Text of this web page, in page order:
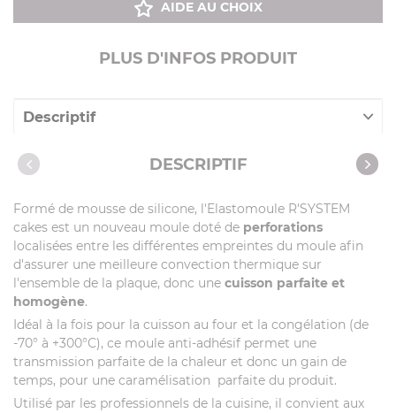
AIDE AU CHOIX
PLUS D'INFOS PRODUIT
Descriptif
Caractéristiques
DESCRIPTIF
Formé de mousse de silicone, l'Elastomoule R'SYSTEM
cakes est un nouveau moule doté de perforations
localisées entre les différentes empreintes du moule afin
d'assurer une meilleure convection thermique sur
l'ensemble de la plaque, donc une cuisson parfaite et
homogène.
Idéal à la fois pour la cuisson au four et la congélation (de
-70° à +300°C), ce moule anti-adhésif permet une
transmission parfaite de la chaleur et donc un gain de
temps, pour une caramélisation parfaite du produit.
Utilisé par les professionnels de la cuisine, il convient aux